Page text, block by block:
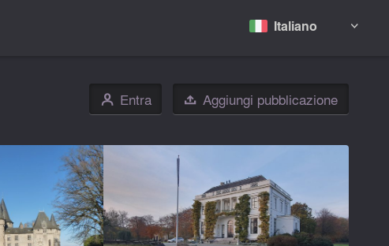
Italiano 
👤 Entra  Aggiungi pubblicazione